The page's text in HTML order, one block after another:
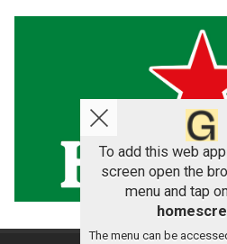
To add this web
screen open the
menu and tap
The menu can be
Aviso sobre el
Utilizamos cookies
funcionamiento del
de cookies y como